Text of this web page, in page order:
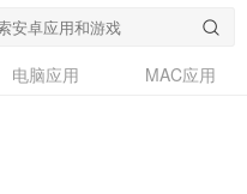
电脑应用
MAC应用